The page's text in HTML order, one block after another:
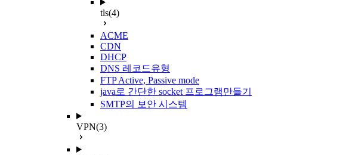
tls(4)
ACME
CDN
DHCP
DNS 레코드유형
FTP Active, Passive mode
java로 간단한 socket 프로그램만들기
SMTP의 보안 시스템
VPN(3)